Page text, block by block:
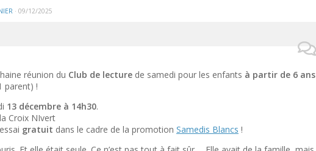
· 09/12/2025
réunion du Club de lecture de samedi pour les enfants à partir de 6 ans
parent) !
13 décembre à 14h30.
Croix NIvert
gratuit dans le cadre de la promotion Samedis Blancs !